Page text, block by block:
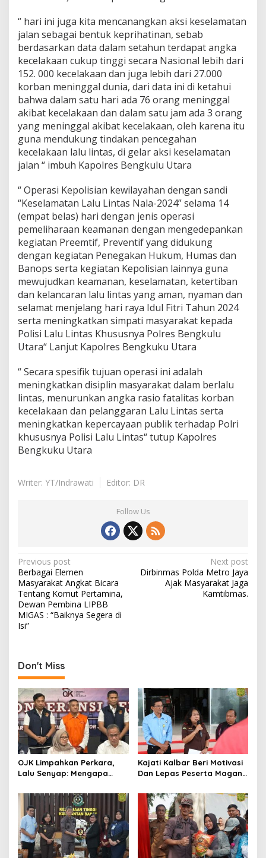
“ hari ini juga kita mencanangkan aksi keselamatan
jalan sebagai bentuk keprihatinan, sebab
berdasarkan data dalam setahun terdapat angka
kecelakaan cukup tinggi secara Nasional lebih dari
152. 000 kecelakaan dan juga lebih dari 27.000
korban meninggal dunia, dari data ini di ketahui
bahwa dalam satu hari ada 76 orang meninggal
akibat kecelakaan dan dalam satu jam ada 3 orang
yang meninggal akibat kecelakaan, oleh karena itu
guna mendukung tindakan pencegahan
kecelakaan lalu lintas, di gelar aksi keselamatan
jalan “ imbuh Kapolres Bengkulu Utara
“ Operasi Kepolisian kewilayahan dengan sandi
“Keselamatan Lalu Lintas Nala-2024” selama 14
(empat belas) hari dengan jenis operasi
pemeliharaan keamanan dengan mengedepankan
kegiatan Preemtif, Preventif yang didukung
dengan kegiatan Penegakan Hukum, Humas dan
Banops serta kegiatan Kepolisian lainnya guna
mewujudkan keamanan, keselamatan, ketertiban
dan kelancaran lalu lintas yang aman, nyaman dan
selamat menjelang hari raya Idul Fitri Tahun 2024
serta meningkatkan simpati masyarakat kepada
Polisi Lalu Lintas Khususnya Polres Bengkulu
Utara“ Lanjut Kapolres Bengkuku Utara
“ Secara spesifik tujuan operasi ini adalah
meningkatkan disiplin masyarakat dalam berlalu
lintas, menurunkan angka rasio fatalitas korban
kecelakaan dan pelanggaran Lalu Lintas serta
meningkatkan kepercayaan publik terhadap Polri
khususnya Polisi Lalu Lintas“ tutup Kapolres
Bengkuku Utara
Writer: YT/Indrawati Editor: DR
Follow Us
Post
navigation
Previous post
Berbagai Elemen
Masyarakat Angkat Bicara
Tentang Komut Pertamina,
Dewan Pembina LIPBB
MIGAS : “Baiknya Segera di
Isi”
Next post
Dirbinmas Polda Metro Jaya
Ajak Masyarakat Jaga
Kamtibmas.
Don't Miss
OJK Limpahkan Perkara,
Lalu Senyap: Mengapa
Investree Nyaris Hilang
dari Pemberitaan?
Kajati Kalbar Beri Motivasi
Dan Lepas Peserta Magang